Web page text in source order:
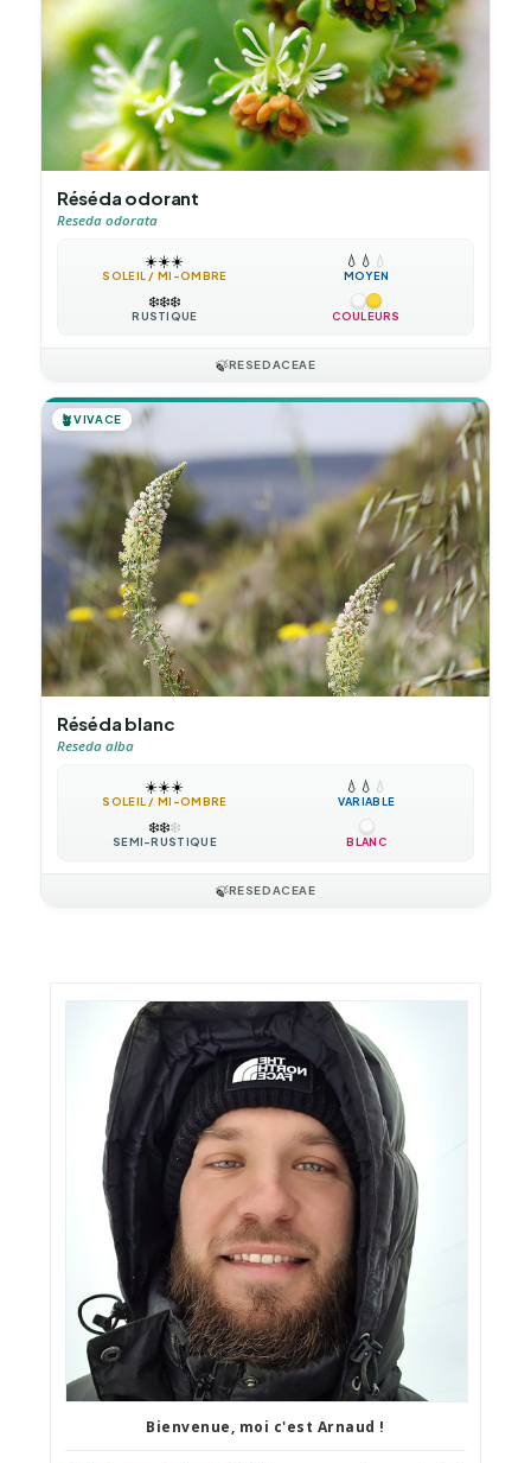
Réséda odorant
Reseda odorata
☀️☀️☀️
SOLEIL / MI-OMBRE
💧 💧 💧
MOYEN
❄️❄️❄️
RUSTIQUE COULEURS
🍃RESEDACEAE
🪴VIVACE
Réséda blanc
Reseda alba
☀️☀️☀️
SOLEIL / MI-OMBRE
💧 💧 💧
VARIABLE
❄️❄️❄️
SEMI-RUSTIQUE BLANC
🍃RESEDACEAE
Bienvenue, moi c'est Arnaud !